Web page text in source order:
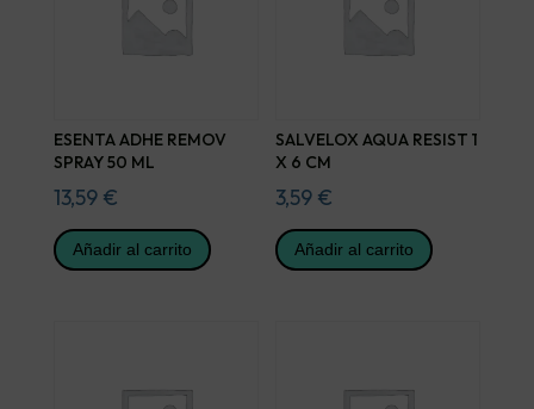
ESENTA ADHE REMOV
SPRAY 50 ML
13,59 €
Añadir al carrito
SALVELOX AQUA RESIST 1
X 6 CM
3,59 €
Añadir al carrito